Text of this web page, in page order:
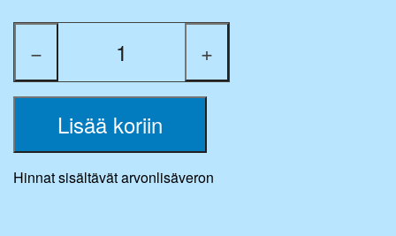
− +
Lisää koriin
Hinnat sisältävät arvonlisäveron